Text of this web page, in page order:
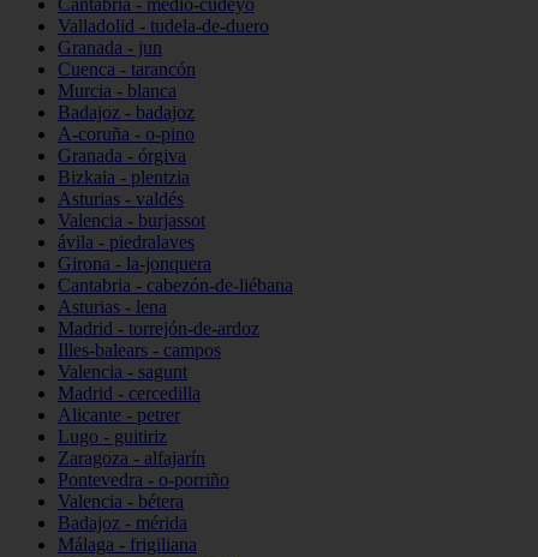
Cantabria - medio-cudeyo
Valladolid - tudela-de-duero
Granada - jun
Cuenca - tarancón
Murcia - blanca
Badajoz - badajoz
A-coruña - o-pino
Granada - órgiva
Bizkaia - plentzia
Asturias - valdés
Valencia - burjassot
ávila - piedralaves
Girona - la-jonquera
Cantabria - cabezón-de-liébana
Asturias - lena
Madrid - torrejón-de-ardoz
Illes-balears - campos
Valencia - sagunt
Madrid - cercedilla
Alicante - petrer
Lugo - guitiriz
Zaragoza - alfajarín
Pontevedra - o-porriño
Valencia - bétera
Badajoz - mérida
Málaga - frigiliana